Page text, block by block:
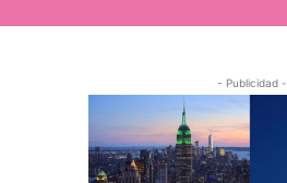
- Publicidad -